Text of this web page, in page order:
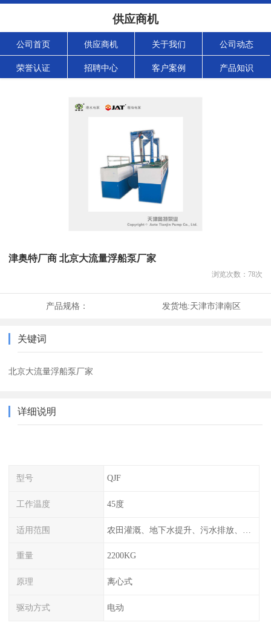
供应商机
公司首页 供应商机 关于我们 公司动态
荣誉认证 招聘中心 客户案例 产品知识
津奥特厂商 北京大流量浮船泵厂家
浏览次数： 78次
产品规格： 发货地:天津市津南区
关键词
北京大流量浮船泵厂家
详细说明
型号 QJF
工作温度 45度
适用范围
重量 2200KG
原理 离心式
驱动方式 电动